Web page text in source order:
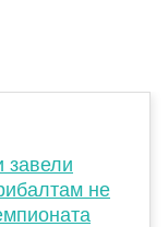
завели
не